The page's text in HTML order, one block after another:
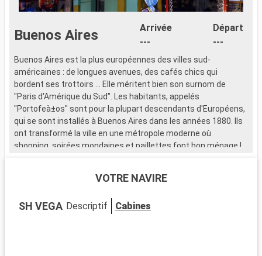
Buenos Aires
Arrivée
---
Départ
---
Buenos Aires est la plus européennes des villes sud-
américaines : de longues avenues, des cafés chics qui
bordent ses trottoirs ... Elle méritent bien son surnom de
"Paris d'Amérique du Sud". Les habitants, appelés
"Portofeà±os" sont pour la plupart descendants d'Européens,
qui se sont installés à Buenos Aires dans les années 1880. Ils
ont transformé la ville en une métropole moderne où
shopping, soirées mondaines et paillettes font bon ménage !
VOTRE NAVIRE
SH VEGA Descriptif Cabines